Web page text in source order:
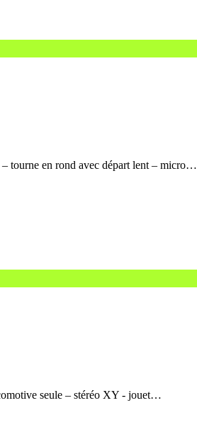
tourne en rond avec départ lent – micro…
seule – stéréo XY - jouet…